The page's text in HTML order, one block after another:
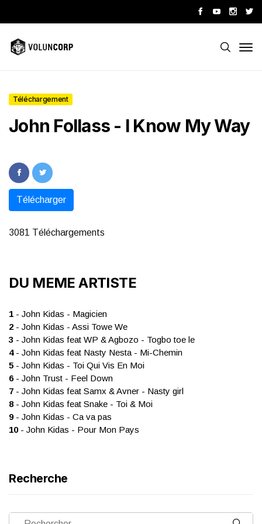
Téléchargement
John Follass - I Know My Way
Télécharger
3081 Téléchargements
DU MEME ARTISTE
1 - John Kidas - Magicien
2 - John Kidas - Assi Towe We
3 - John Kidas feat WP & Agbozo - Togbo toe le
4- John Kidas feat Nasty Nesta - Mi-Chemin
5 - John Kidas - Toi Qui Vis En Moi
6- John Trust - Feel Down
7 - John Kidas feat Samx & Avner - Nasty girl
8- John Kidas feat Snake - Toi & Moi
9- John Kidas - Ca va pas
10- John Kidas - Pour Mon Pays
Recherche